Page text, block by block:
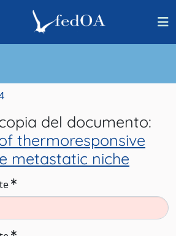
del documento:
thermoresponsive
metastatic niche